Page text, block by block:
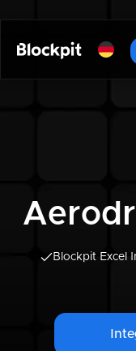
Blockpit Excel